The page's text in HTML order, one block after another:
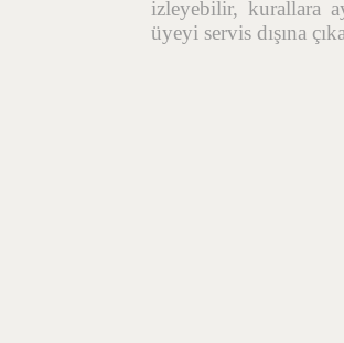
izleyebilir, kurallara
üyeyi servis dışına